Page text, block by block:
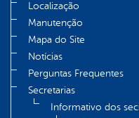
Localização
Manutenção
Mapa do Site
Notícias
Perguntas Frequentes
Secretarias
Informativo dos